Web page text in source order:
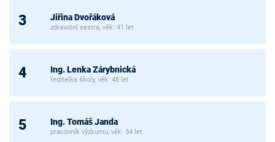
3 Jiřina Dvořáková
zdravotní sestra, věk: 41 let
4 Ing. Lenka Zárybnická
ředitelka školy, věk: 48 let
5 Ing. Tomáš Janda
pracovník výzkumu, věk: 34 let